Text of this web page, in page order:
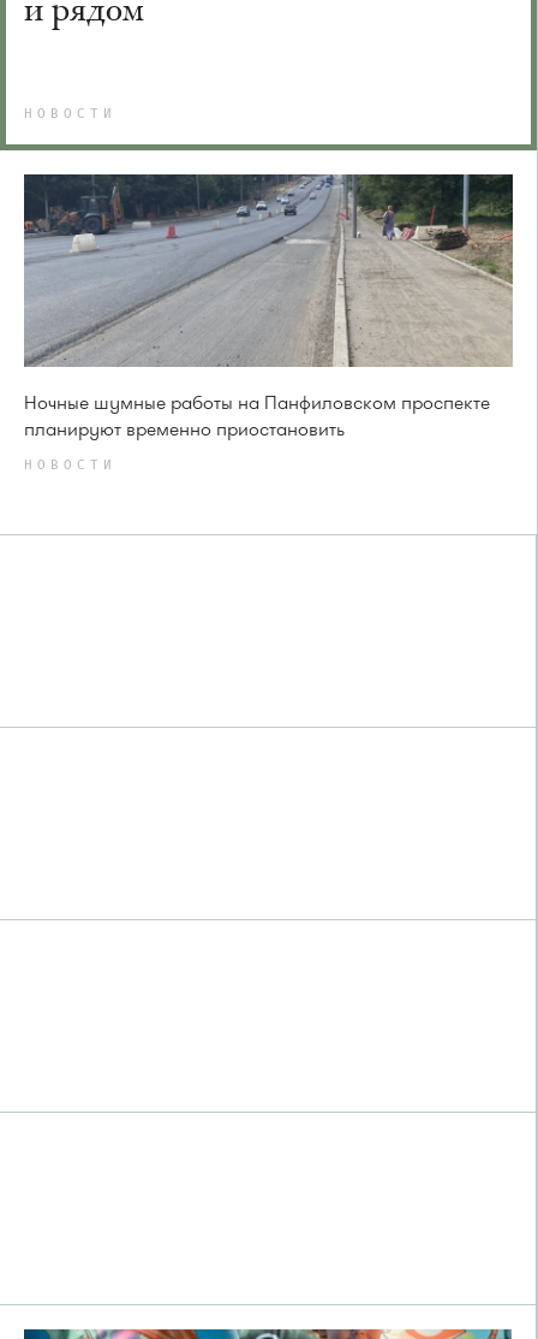
и рядом
НОВОСТИ
Ночные шумные работы на Панфиловском проспекте
планируют временно приостановить
НОВОСТИ